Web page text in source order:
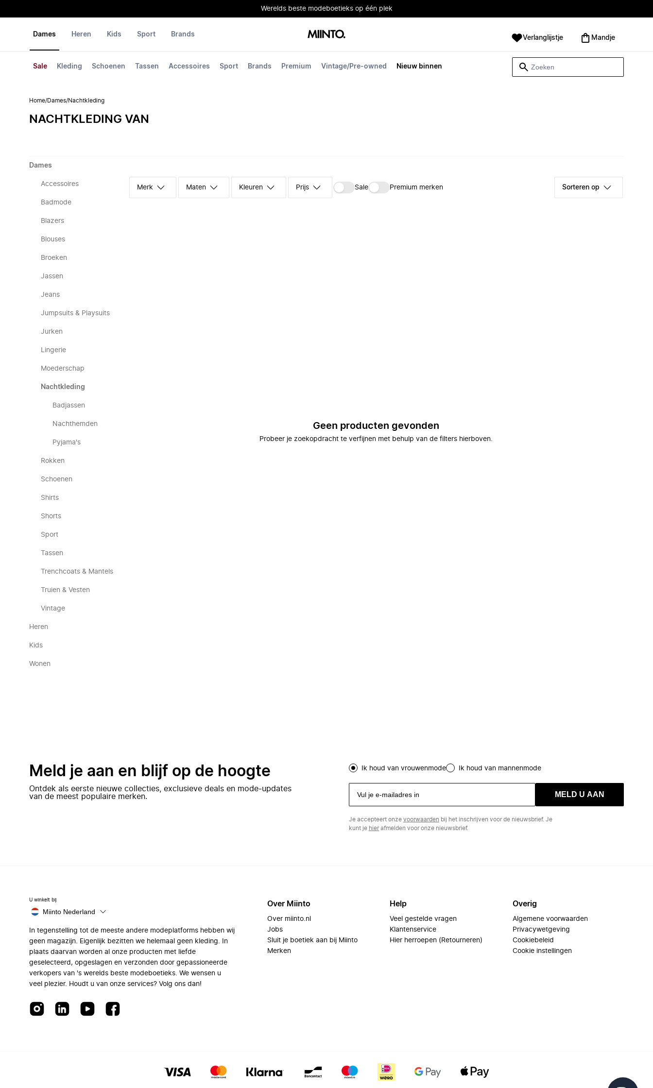
Werelds beste modeboetieks op één plek
Dames
Sale Kleding Schoenen Tassen Accessoires Sport Brands Premium Vintage/Pre-owned Nieuw binnen
Heren Kids Sport Brands Verlanglijstje Mandje
Home/Dames/Nachtkleding
NACHTKLEDING VAN
Dames
Accessoires
Badmode
Blazers
Blouses
Broeken
Jassen
Jeans
Jumpsuits & Playsuits
Jurken
Lingerie
Moederschap
Nachtkleding
Badjassen
Nachthemden
Pyjama's
Rokken
Schoenen
Shirts
Shorts
Sport
Tassen
Trenchcoats & Mantels
Truien & Vesten
Vintage
Heren
Kids
Wonen
Merk Maten Kleuren Prijs Sale Premium merken Sorteren op
Geen producten gevonden
Probeer je zoekopdracht te verfijnen met behulp van de filters hierboven.
Meld je aan en blijf op de hoogte
Ontdek als eerste nieuwe collecties, exclusieve deals en mode-updates
van de meest populaire merken.
Ik houd van vrouwenmode Ik houd van mannenmode
MELD U AAN
Je accepteert onze voorwaarden bij het inschrijven voor de nieuwsbrief. Je
kunt je hierafmelden voor onze nieuwsbrief.
U winkelt bij
Miinto Nederland
In tegenstelling tot de meeste andere modeplatforms hebben wij
geen magazijn. Eigenlijk bezitten we helemaal geen kleding. In
plaats daarvan worden al onze producten met liefde
geselecteerd, opgeslagen en verzonden door gepassioneerde
verkopers van 's werelds beste modeboetieks. We wensen u
veel plezier. Houdt u van onze services? Volg ons dan!
Over Miinto
Over miinto.nl
Jobs
Sluit je boetiek aan bij Miinto
Merken
Help
Veel gestelde vragen
Klantenservice
Hier herroepen (Retourneren)
Overig
Algemene voorwaarden
Privacywetgeving
Cookiebeleid
Cookie instellingen